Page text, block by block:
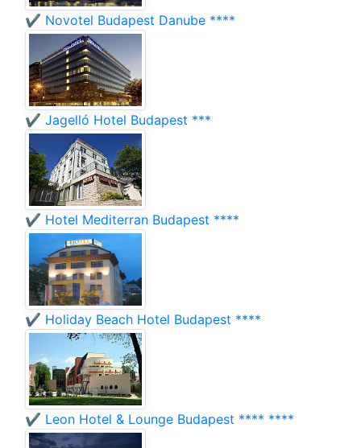
✔️ Novotel Budapest Danube ****
✔️ Jagelló Hotel Budapest ***
✔️ Hotel Mediterran Budapest ****
✔️ Holiday Beach Hotel Budapest ****
✔️ Leon Hotel & Lounge Budapest **** ****